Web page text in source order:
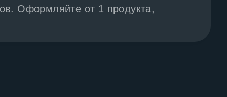
Оформляйте от 1 продукта,